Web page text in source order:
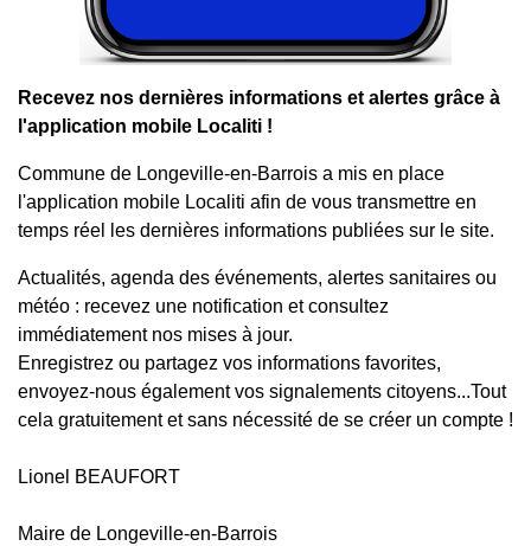
Recevez nos dernières informations et alertes grâce à
l'application mobile Localiti !
Commune de Longeville-en-Barrois a mis en place
l'application mobile Localiti afin de vous transmettre en
temps réel les dernières informations publiées sur le site.
Actualités, agenda des événements, alertes sanitaires ou
météo : recevez une notification et consultez
immédiatement nos mises à jour.
Enregistrez ou partagez vos informations favorites,
envoyez-nous également vos signalements citoyens...Tout
cela gratuitement et sans nécessité de se créer un compte !
Lionel BEAUFORT
Maire de Longeville-en-Barrois